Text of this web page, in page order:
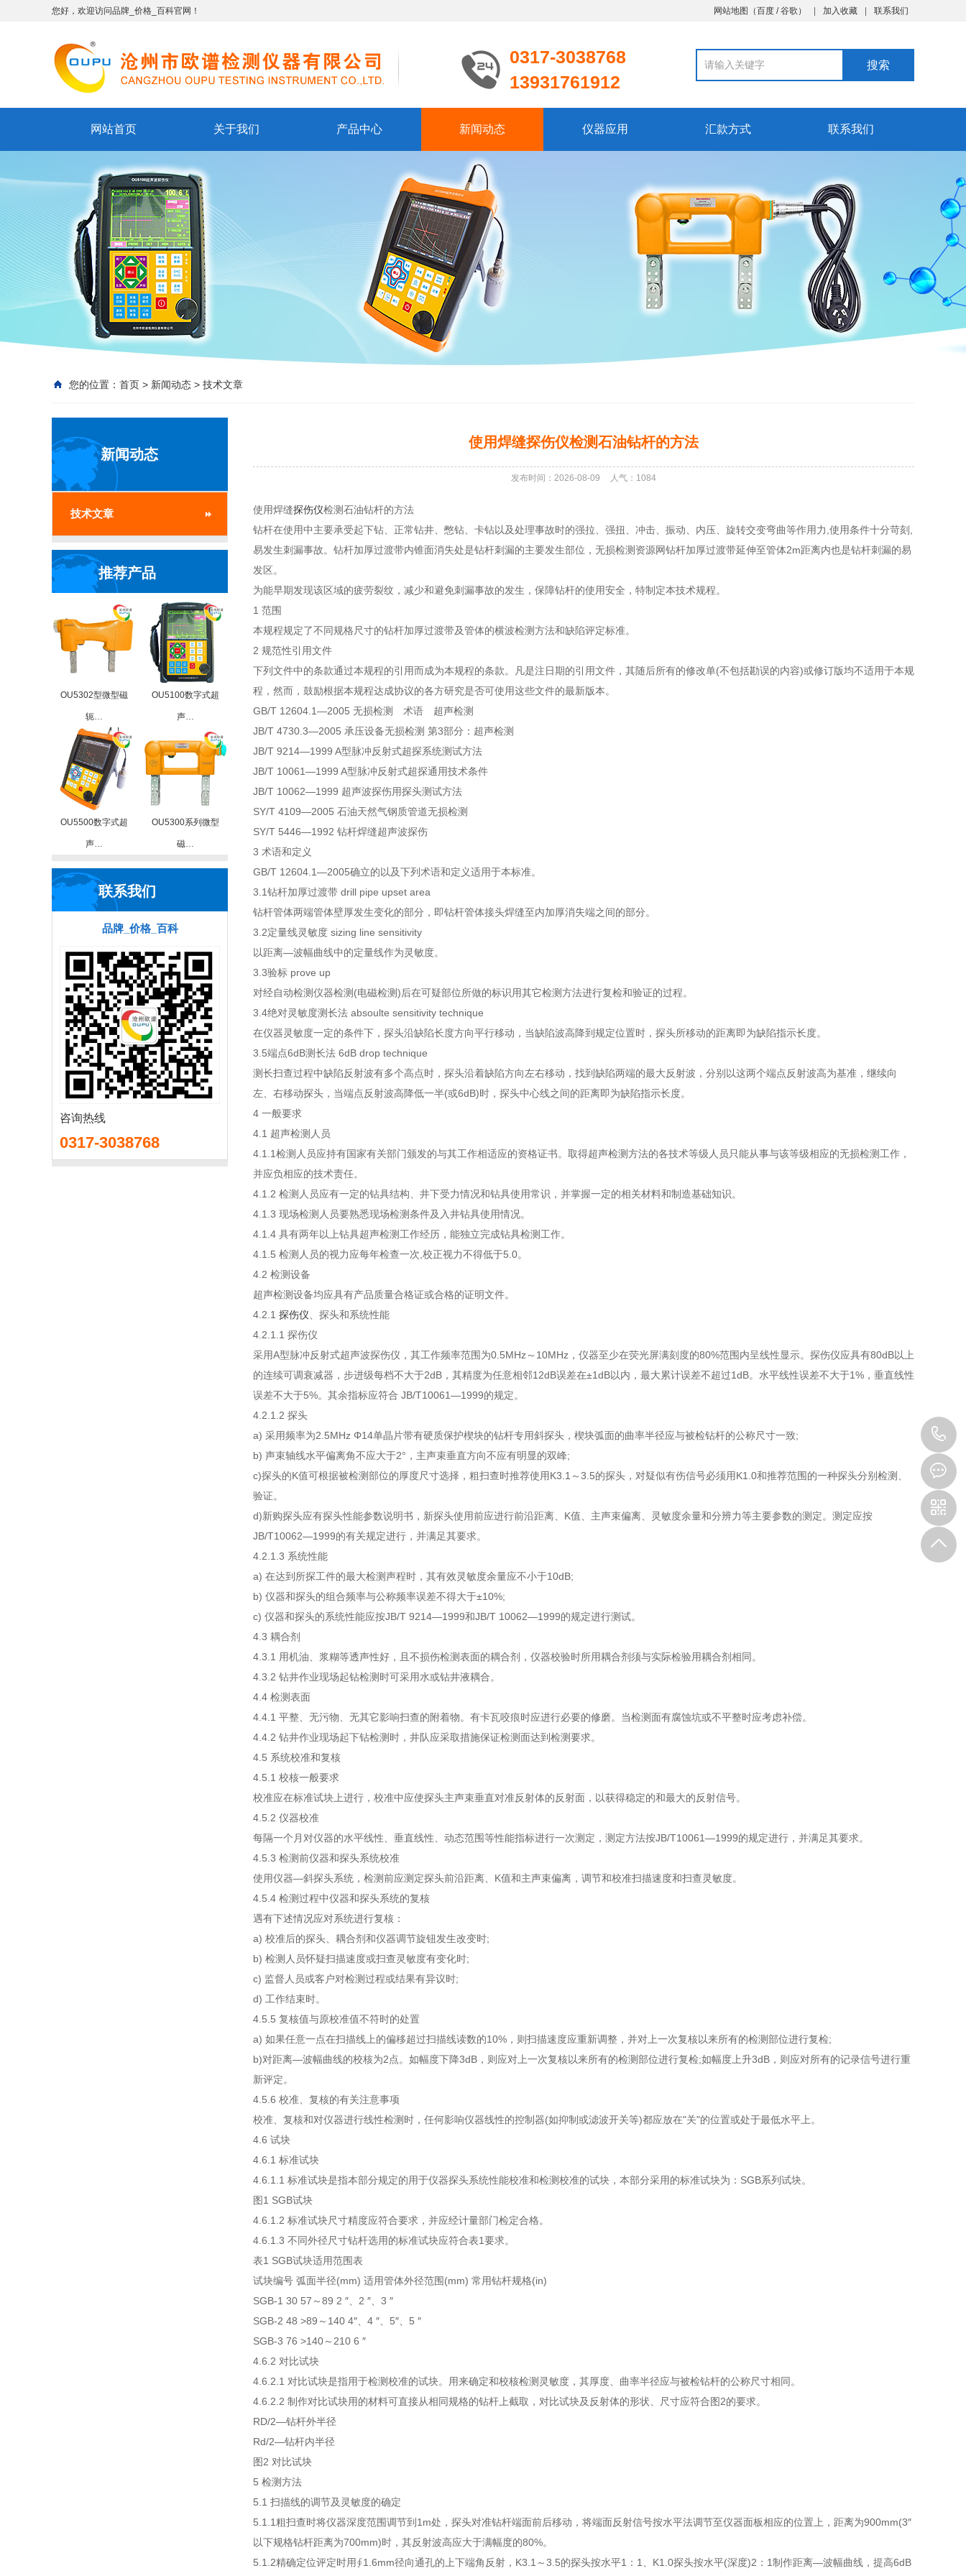
您好，欢迎访问品牌_价格_百科官网！ 网站地图 （百度 /谷歌 ） 加入收藏 联系我们
0317-3038768
13931761912
网站首页 关于我们 产品中心 新闻动态 仪器应用 汇款方式 联系我们
您的位置： 首页 > 新闻动态 > 技术文章
新闻动态
技术文章
推荐产品
OU5302型微型磁
轭…
OU5100数字式超
声…
OU5500数字式超
声…
OU5300系列微型
磁…
联系我们
品牌_价格_百科
咨询热线
0317-3038768
使用焊缝探伤仪检测石油钻杆的方法
发布时间：2026-08-09 人气： 1084
使用焊缝探伤仪检测石油钻杆的方法
钻杆在使用中主要承受起下钻、正常钻井、憋钻、卡钻以及处理事故时的强拉、强扭、冲击、振动、内压、旋转交变弯曲等作用力,使用条件十分苛刻,
易发生刺漏事故。钻杆加厚过渡带内锥面消失处是钻杆刺漏的主要发生部位，无损检测资源网钻杆加厚过渡带延伸至管体2m距离内也是钻杆刺漏的易
发区。
为能早期发现该区域的疲劳裂纹，减少和避免刺漏事故的发生，保障钻杆的使用安全，特制定本技术规程。
1 范围
本规程规定了不同规格尺寸的钻杆加厚过渡带及管体的横波检测方法和缺陷评定标准。
2 规范性引用文件
下列文件中的条款通过本规程的引用而成为本规程的条款。凡是注日期的引用文件，其随后所有的修改单(不包括勘误的内容)或修订版均不适用于本规
程，然而，鼓励根据本规程达成协议的各方研究是否可使用这些文件的最新版本。
GB/T 12604.1—2005 无损检测 术语 超声检测
JB/T 4730.3—2005 承压设备无损检测 第3部分：超声检测
JB/T 9214—1999 A型脉冲反射式超探系统测试方法
JB/T 10061—1999 A型脉冲反射式超探通用技术条件
JB/T 10062—1999 超声波探伤用探头测试方法
SY/T 4109—2005 石油天然气钢质管道无损检测
SY/T 5446—1992 钻杆焊缝超声波探伤
3 术语和定义
GB/T 12604.1—2005确立的以及下列术语和定义适用于本标准。
3.1钻杆加厚过渡带 drill pipe upset area
钻杆管体两端管体壁厚发生变化的部分，即钻杆管体接头焊缝至内加厚消失端之间的部分。
3.2定量线灵敏度 sizing line sensitivity
以距离—波幅曲线中的定量线作为灵敏度。
3.3验标 prove up
对经自动检测仪器检测(电磁检测)后在可疑部位所做的标识用其它检测方法进行复检和验证的过程。
3.4绝对灵敏度测长法 absoulte sensitivity technique
在仪器灵敏度一定的条件下，探头沿缺陷长度方向平行移动，当缺陷波高降到规定位置时，探头所移动的距离即为缺陷指示长度。
3.5端点6dB测长法 6dB drop technique
测长扫查过程中缺陷反射波有多个高点时，探头沿着缺陷方向左右移动，找到缺陷两端的最大反射波，分别以这两个端点反射波高为基准，继续向
左、右移动探头，当端点反射波高降低一半(或6dB)时，探头中心线之间的距离即为缺陷指示长度。
4 一般要求
4.1 超声检测人员
4.1.1检测人员应持有国家有关部门颁发的与其工作相适应的资格证书。取得超声检测方法的各技术等级人员只能从事与该等级相应的无损检测工作，
并应负相应的技术责任。
4.1.2 检测人员应有一定的钻具结构、井下受力情况和钻具使用常识，并掌握一定的相关材料和制造基础知识。
4.1.3 现场检测人员要熟悉现场检测条件及入井钻具使用情况。
4.1.4 具有两年以上钻具超声检测工作经历，能独立完成钻具检测工作。
4.1.5 检测人员的视力应每年检查一次,校正视力不得低于5.0。
4.2 检测设备
超声检测设备均应具有产品质量合格证或合格的证明文件。
4.2.1 探伤仪 、探头和系统性能
4.2.1.1 探伤仪
采用A型脉冲反射式超声波探伤仪，其工作频率范围为0.5MHz～10MHz，仪器至少在荧光屏满刻度的80%范围内呈线性显示。探伤仪应具有80dB以上
的连续可调衰减器，步进级每档不大于2dB，其精度为任意相邻12dB误差在±1dB以内，最大累计误差不超过1dB。水平线性误差不大于1%，垂直线性
误差不大于5%。其余指标应符合 JB/T10061—1999的规定。
4.2.1.2 探头
a) 采用频率为2.5MHz Φ14单晶片带有硬质保护楔块的钻杆专用斜探头，楔块弧面的曲率半径应与被检钻杆的公称尺寸一致;
b) 声束轴线水平偏离角不应大于2°，主声束垂直方向不应有明显的双峰;
c)探头的K值可根据被检测部位的厚度尺寸选择，粗扫查时推荐使用K3.1～3.5的探头，对疑似有伤信号必须用K1.0和推荐范围的一种探头分别检测、
验证。
d)新购探头应有探头性能参数说明书，新探头使用前应进行前沿距离、K值、主声束偏离、灵敏度余量和分辨力等主要参数的测定。测定应按
JB/T10062—1999的有关规定进行，并满足其要求。
4.2.1.3 系统性能
a) 在达到所探工件的最大检测声程时，其有效灵敏度余量应不小于10dB;
b) 仪器和探头的组合频率与公称频率误差不得大于±10%;
c) 仪器和探头的系统性能应按JB/T 9214—1999和JB/T 10062—1999的规定进行测试。
4.3 耦合剂
4.3.1 用机油、浆糊等透声性好，且不损伤检测表面的耦合剂，仪器校验时所用耦合剂须与实际检验用耦合剂相同。
4.3.2 钻井作业现场起钻检测时可采用水或钻井液耦合。
4.4 检测表面
4.4.1 平整、无污物、无其它影响扫查的附着物。有卡瓦咬痕时应进行必要的修磨。当检测面有腐蚀坑或不平整时应考虑补偿。
4.4.2 钻井作业现场起下钻检测时，井队应采取措施保证检测面达到检测要求。
4.5 系统校准和复核
4.5.1 校核一般要求
校准应在标准试块上进行，校准中应使探头主声束垂直对准反射体的反射面，以获得稳定的和最大的反射信号。
4.5.2 仪器校准
每隔一个月对仪器的水平线性、垂直线性、动态范围等性能指标进行一次测定，测定方法按JB/T10061—1999的规定进行，并满足其要求。
4.5.3 检测前仪器和探头系统校准
使用仪器—斜探头系统，检测前应测定探头前沿距离、K值和主声束偏离，调节和校准扫描速度和扫查灵敏度。
4.5.4 检测过程中仪器和探头系统的复核
遇有下述情况应对系统进行复核：
a) 校准后的探头、耦合剂和仪器调节旋钮发生改变时;
b) 检测人员怀疑扫描速度或扫查灵敏度有变化时;
c) 监督人员或客户对检测过程或结果有异议时;
d) 工作结束时。
4.5.5 复核值与原校准值不符时的处置
a) 如果任意一点在扫描线上的偏移超过扫描线读数的10%，则扫描速度应重新调整，并对上一次复核以来所有的检测部位进行复检;
b)对距离—波幅曲线的校核为2点。如幅度下降3dB，则应对上一次复核以来所有的检测部位进行复检;如幅度上升3dB，则应对所有的记录信号进行重
新评定。
4.5.6 校准、复核的有关注意事项
校准、复核和对仪器进行线性检测时，任何影响仪器线性的控制器(如抑制或滤波开关等)都应放在"关"的位置或处于最低水平上。
4.6 试块
4.6.1 标准试块
4.6.1.1 标准试块是指本部分规定的用于仪器探头系统性能校准和检测校准的试块，本部分采用的标准试块为：SGB系列试块。
图1 SGB试块
4.6.1.2 标准试块尺寸精度应符合要求，并应经计量部门检定合格。
4.6.1.3 不同外径尺寸钻杆选用的标准试块应符合表1要求。
表1 SGB试块适用范围表
试块编号 弧面半径(mm) 适用管体外径范围(mm) 常用钻杆规格(in)
SGB-1 30 57～89 2 ″、2 ″、3 ″
SGB-2 48 >89～140 4″、4 ″、5″、5 ″
SGB-3 76 >140～210 6 ″
4.6.2 对比试块
4.6.2.1 对比试块是指用于检测校准的试块。用来确定和校核检测灵敏度，其厚度、曲率半径应与被检钻杆的公称尺寸相同。
4.6.2.2 制作对比试块用的材料可直接从相同规格的钻杆上截取，对比试块及反射体的形状、尺寸应符合图2的要求。
RD/2—钻杆外半径
Rd/2—钻杆内半径
图2 对比试块
5 检测方法
5.1 扫描线的调节及灵敏度的确定
5.1.1粗扫查时将仪器深度范围调节到1m处，探头对准钻杆端面前后移动，将端面反射信号按水平法调节至仪器面板相应的位置上，距离为900mm(3″
以下规格钻杆距离为700mm)时，其反射波高应大于满幅度的80%。
5.1.2精确定位评定时用∮1.6mm径向通孔的上下端角反射，K3.1～3.5的探头按水平1：1、K1.0探头按水平(深度)2：1制作距离—波幅曲线，提高6dB